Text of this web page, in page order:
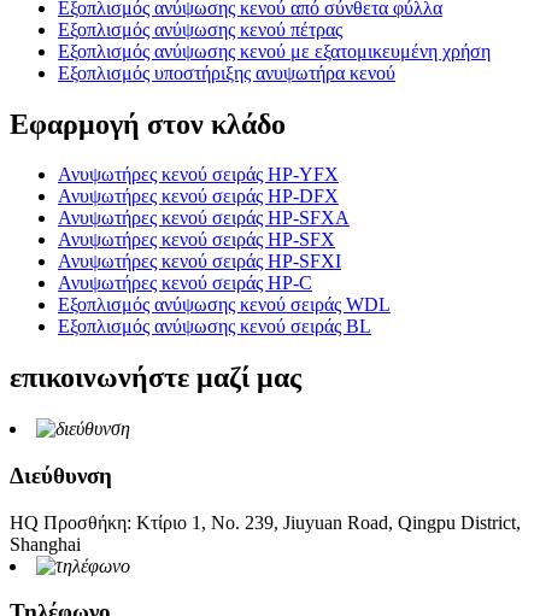
Εξοπλισμός ανύψωσης κενού από σύνθετα φύλλα
Εξοπλισμός ανύψωσης κενού πέτρας
Εξοπλισμός ανύψωσης κενού με εξατομικευμένη χρήση
Εξοπλισμός υποστήριξης ανυψωτήρα κενού
Εφαρμογή στον κλάδο
Ανυψωτήρες κενού σειράς HP-YFX
Ανυψωτήρες κενού σειράς HP-DFX
Ανυψωτήρες κενού σειράς HP-SFXA
Ανυψωτήρες κενού σειράς HP-SFX
Ανυψωτήρες κενού σειράς HP-SFXI
Ανυψωτήρες κενού σειράς HP-C
Εξοπλισμός ανύψωσης κενού σειράς WDL
Εξοπλισμός ανύψωσης κενού σειράς BL
επικοινωνήστε μαζί μας
Διεύθυνση
HQ Προσθήκη: Κτίριο 1, Νο. 239, Jiuyuan Road, Qingpu District,
Shanghai